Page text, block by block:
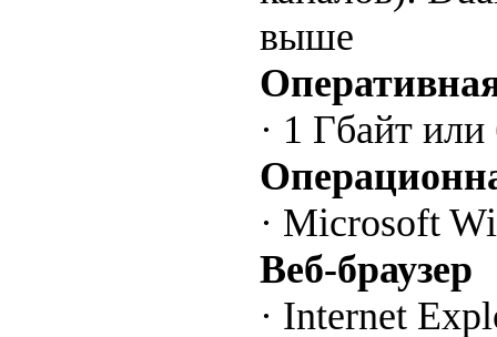
выше
· 1 Гбайт
· Microsoft
Веб-браузер
· Internet